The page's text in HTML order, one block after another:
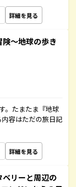
詳細を見る
～地球の歩き
。たまたま『地球
容はただの旅日記
詳細を見る
リーと周辺の